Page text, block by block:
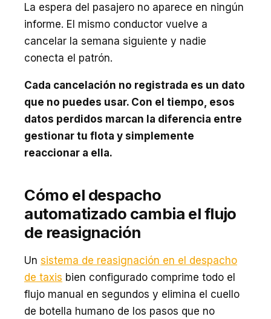
La espera del pasajero no aparece en ningún
informe. El mismo conductor vuelve a
cancelar la semana siguiente y nadie
conecta el patrón.
Cada cancelación no registrada es un dato
que no puedes usar. Con el tiempo, esos
datos perdidos marcan la diferencia entre
gestionar tu flota y simplemente
reaccionar a ella.
Cómo el despacho
automatizado cambia el flujo
de reasignación
Un sistema de reasignación en el despacho
de taxis bien configurado comprime todo el
flujo manual en segundos y elimina el cuello
de botella humano de los pasos que no